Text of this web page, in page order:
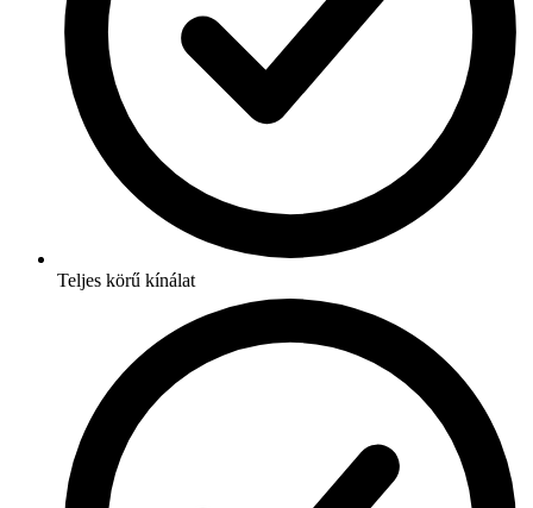
Teljes körű kínálat